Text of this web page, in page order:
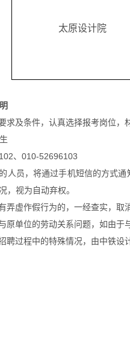
太原设计院
求及条件，认真选择报考岗位
、010-52696103
人员，将通过手机短信的方式
，视为自动弃权。
弄虚作假行为的，一经查实，取
原单位的劳动关系问题，如由于
聘过程中的特殊情况，由中铁设